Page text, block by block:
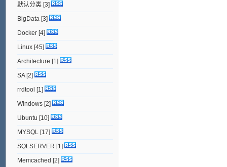
默认分类[3]
BigData [3]
Docker[4]
Linux[45]
Architecture [1]
SA[2]
rrdtool [1]
Windows[2]
Ubuntu [10]
MYSQL [17]
SQLSERVER [1]
Memcached [2]